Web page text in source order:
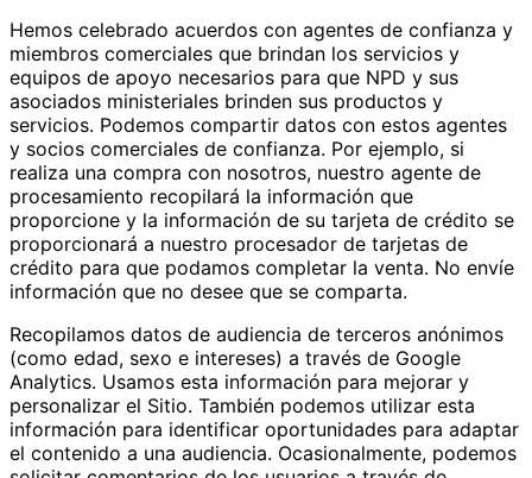
Hemos celebrado acuerdos con agentes de confianza y
miembros comerciales que brindan los servicios y
equipos de apoyo necesarios para que NPD y sus
asociados ministeriales brinden sus productos y
servicios. Podemos compartir datos con estos agentes
y socios comerciales de confianza. Por ejemplo, si
realiza una compra con nosotros, nuestro agente de
procesamiento recopilará la información que
proporcione y la información de su tarjeta de crédito se
proporcionará a nuestro procesador de tarjetas de
crédito para que podamos completar la venta. No envíe
información que no desee que se comparta.
Recopilamos datos de audiencia de terceros anónimos
(como edad, sexo e intereses) a través de Google
Analytics. Usamos esta información para mejorar y
personalizar el Sitio. También podemos utilizar esta
información para identificar oportunidades para adaptar
el contenido a una audiencia. Ocasionalmente, podemos